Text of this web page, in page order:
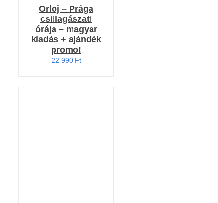
Orloj – Prága
csillagászati
órája – magyar
kiadás + ajándék
promo!
22 990 Ft